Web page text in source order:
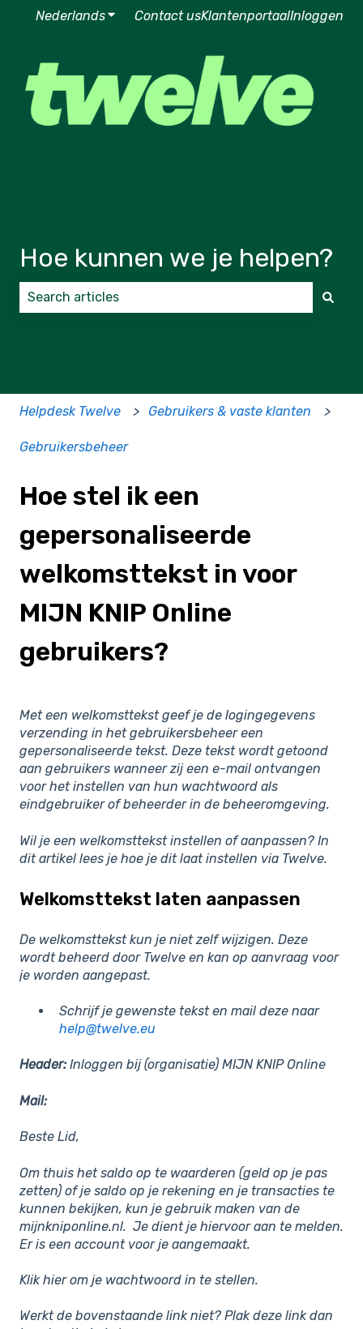
NederlandsSubmenu tonen voor vertalingen
Contact usKlantenportaalInloggen
Hoe kunnen we je helpen?
Helpdesk Twelve Gebruikers & vaste klanten
Gebruikersbeheer
Hoe stel ik een
gepersonaliseerde
welkomsttekst in voor
MIJN KNIP Online
gebruikers?
Met een welkomsttekst geef je de logingegevens
verzending in het gebruikersbeheer een
gepersonaliseerde tekst. Deze tekst wordt getoond
aan gebruikers wanneer zij een e-mail ontvangen
voor het instellen van hun wachtwoord als
eindgebruiker of beheerder in de beheeromgeving.
Wil je een welkomsttekst instellen of aanpassen? In
dit artikel lees je hoe je dit laat instellen via Twelve.
Welkomsttekst laten aanpassen
De welkomsttekst kun je niet zelf wijzigen. Deze
wordt beheerd door Twelve en kan op aanvraag voor
je worden aangepast.
Schrijf je gewenste tekst en mail deze naar
help@twelve.eu
Header: Inloggen bij (organisatie) MIJN KNIP Online
Mail:
Beste Lid,
Om thuis het saldo op te waarderen (geld op je pas
zetten) of je saldo op je rekening en je transacties te
kunnen bekijken, kun je gebruik maken van de
mijnkniponline.nl. Je dient je hiervoor aan te melden.
Er is een account voor je aangemaakt.
Klik hier om je wachtwoord in te stellen.
Werkt de bovenstaande link niet? Plak deze link dan